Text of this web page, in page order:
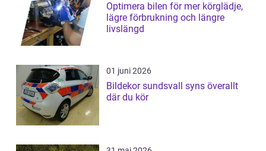
Optimera bilen för mer körglädje,
lägre förbrukning och längre
livslängd
01 juni 2026
Bildekor sundsvall syns överallt
där du kör